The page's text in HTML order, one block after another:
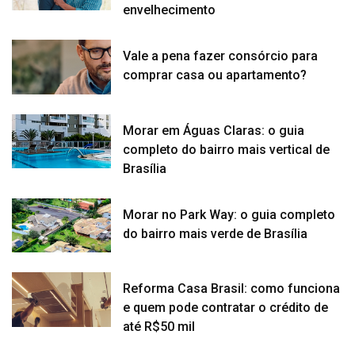
envelhecimento
Vale a pena fazer consórcio para
comprar casa ou apartamento?
Morar em Águas Claras: o guia
completo do bairro mais vertical de
Brasília
Morar no Park Way: o guia completo
do bairro mais verde de Brasília
Reforma Casa Brasil: como funciona
e quem pode contratar o crédito de
até R$50 mil